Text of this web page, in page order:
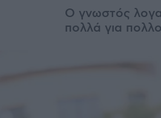
Ο γνωστός
πολλά για